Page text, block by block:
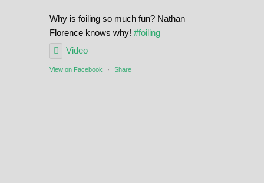
Why is foiling so much fun? Nathan
Florence knows why! #foiling
Video
View on Facebook · Share